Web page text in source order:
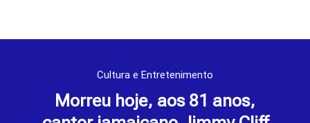
Cultura e Entretenimento
Morreu hoje, aos 81 anos,